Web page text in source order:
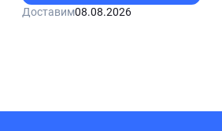
Доставим08.08.2026